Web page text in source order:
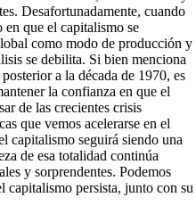
Desafortunadamente, cuando
que el capitalismo se
como modo de producción y
se debilita. Si bien menciona
a la década de 1970, es
la confianza en que el
de las crecientes crisis
que vemos acelerarse en el
capitalismo seguirá siendo una
de esa totalidad continúa
y sorprendentes. Podemos
capitalismo persista, junto con su